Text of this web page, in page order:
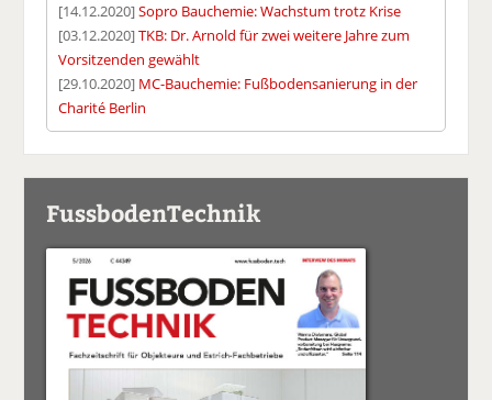
[14.12.2020]Sopro Bauchemie: Wachstum trotz Krise
[03.12.2020]TKB: Dr. Arnold für zwei weitere Jahre zum
Vorsitzenden gewählt
[29.10.2020] MC-Bauchemie: Fußbodensanierung in der
Charité Berlin
FussbodenTechnik